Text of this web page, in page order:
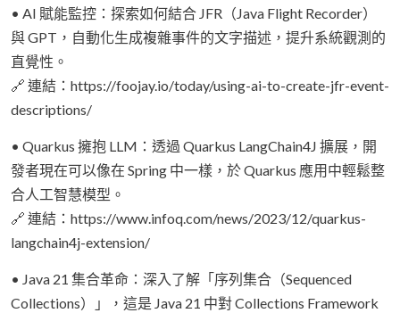
• AI 賦能監控：探索如何結合 JFR（Java Flight Recorder）
與 GPT，自動化生成複雜事件的文字描述，提升系統觀測的
直覺性。
🔗 連結：https://foojay.io/today/using-ai-to-create-jfr-event-
descriptions/
• Quarkus 擁抱 LLM：透過 Quarkus LangChain4J 擴展，開
發者現在可以像在 Spring 中一樣，於 Quarkus 應用中輕鬆整
合人工智慧模型。
🔗 連結：https://www.infoq.com/news/2023/12/quarkus-
langchain4j-extension/
• Java 21 集合革命：深入了解「序列集合（Sequenced
Collections）」，這是 Java 21 中對 Collections Framework